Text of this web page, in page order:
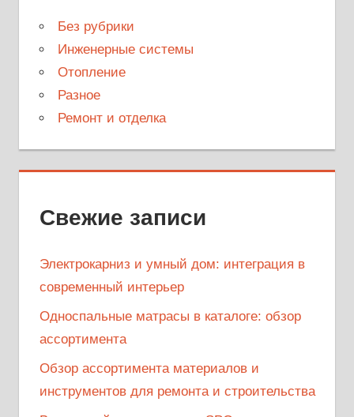
Без рубрики
Инженерные системы
Отопление
Разное
Ремонт и отделка
Свежие записи
Электрокарниз и умный дом: интеграция в
современный интерьер
Односпальные матрасы в каталоге: обзор
ассортимента
Обзор ассортимента материалов и
инструментов для ремонта и строительства